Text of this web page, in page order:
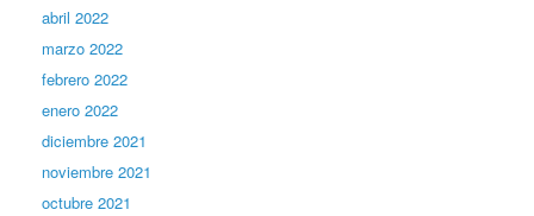
abril 2022
marzo 2022
febrero 2022
enero 2022
diciembre 2021
noviembre 2021
octubre 2021